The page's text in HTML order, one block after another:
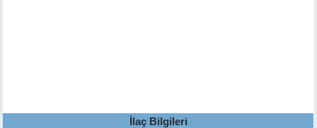
İlaç Bilgileri